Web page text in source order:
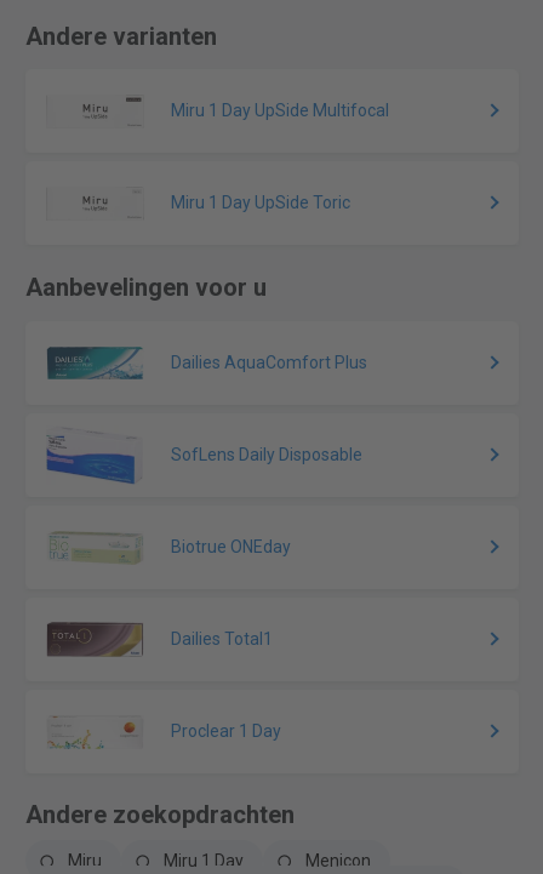
Andere varianten
Miru 1 Day UpSide Multifocal
Miru 1 Day UpSide Toric
Aanbevelingen voor u
Dailies AquaComfort Plus
SofLens Daily Disposable
Biotrue ONEday
Dailies Total1
Proclear 1 Day
Andere zoekopdrachten
Miru Miru 1 Day
Menicon